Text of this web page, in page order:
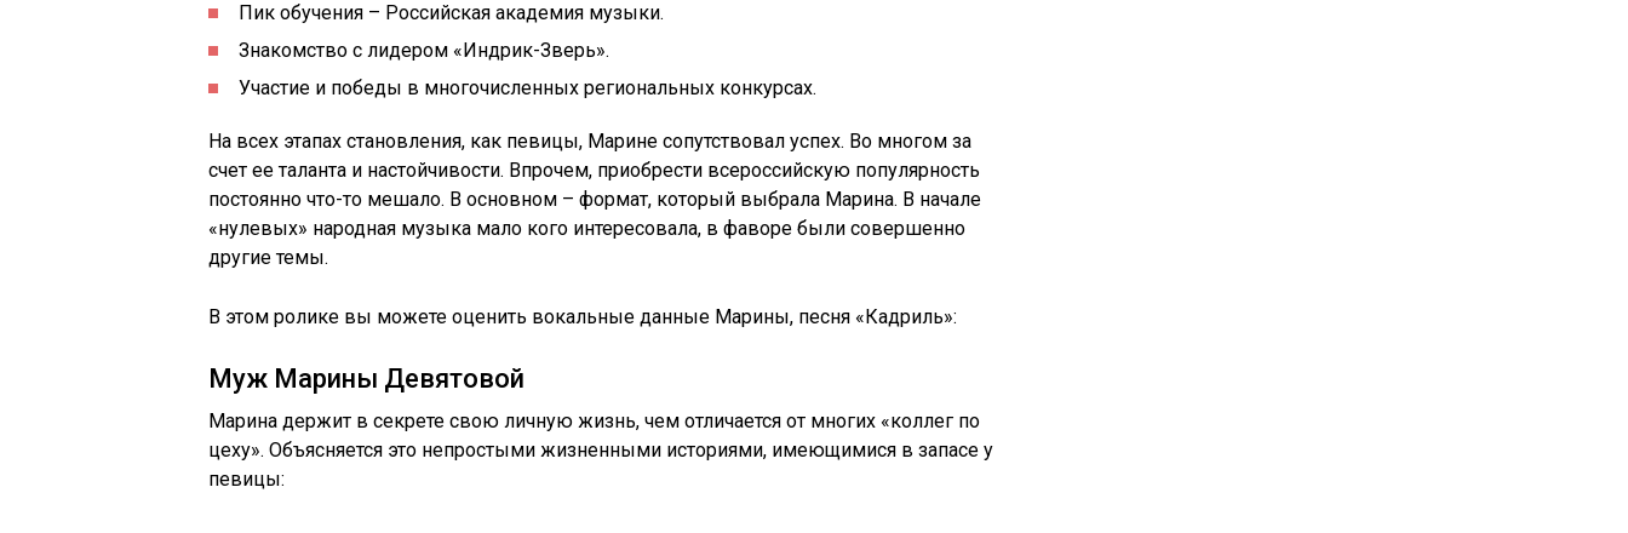
Пик обучения – Российская академия музыки.
Знакомство с лидером «Индрик-Зверь».
Участие и победы в многочисленных региональных конкурсах.
На всех этапах становления, как певицы, Марине сопутствовал успех. Во многом за
счет ее таланта и настойчивости. Впрочем, приобрести всероссийскую популярность
постоянно что-то мешало. В основном – формат, который выбрала Марина. В начале
«нулевых» народная музыка мало кого интересовала, в фаворе были совершенно
другие темы.
В этом ролике вы можете оценить вокальные данные Марины, песня «Кадриль»:
Муж Марины Девятовой
Марина держит в секрете свою личную жизнь, чем отличается от многих «коллег по
цеху». Объясняется это непростыми жизненными историями, имеющимися в запасе у
певицы: